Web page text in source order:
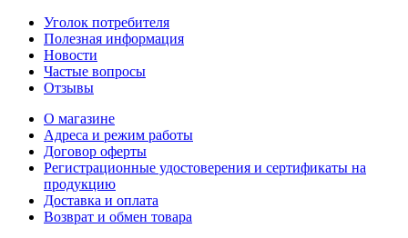
Уголок потребителя
Полезная информация
Новости
Частые вопросы
Отзывы
О магазине
Адреса и режим работы
Договор оферты
Регистрационные удостоверения и сертификаты на
продукцию
Доставка и оплата
Возврат и обмен товара